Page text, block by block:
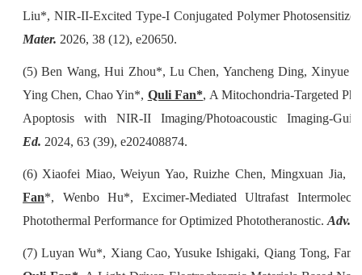
Liu*, NIR‐II‐Excited Type‐I Conjugated Polymer
Mater. 2026, 38 (12), e20650.
(5) Ben Wang, Hui Zhou*, Lu Chen, Yancheng Ding, Xinyue
Ying Chen, Chao Yin*, Quli Fan*, A Mitochondria‐Targeted
Apoptosis with NIR‐II Imaging/Photoacoustic
Ed. 2024, 63 (39), e202408874.
(6) Xiaofei Miao, Weiyun Yao, Ruizhe Chen, Mingxuan Jia,
Fan*, Wenbo Hu*, Excimer‐Mediated Ultrafast
Photothermal Performance for Optimized Phototheranostic. Adv.
(7) Luyan Wu*, Xiang Cao, Yusuke Ishigaki, Qiang Tong,